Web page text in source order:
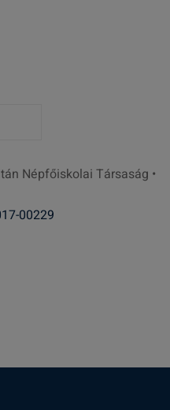
Népfőiskolai Társaság •
00229